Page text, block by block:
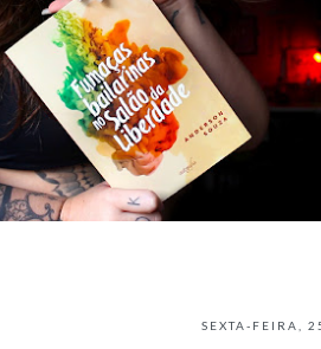
NO SALÃO DA LIBERDADE -
SEXTA-FEIRA,